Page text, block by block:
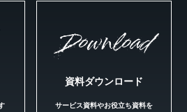
Download
資料ダウンロード
サービス資料やお役立ち資料を